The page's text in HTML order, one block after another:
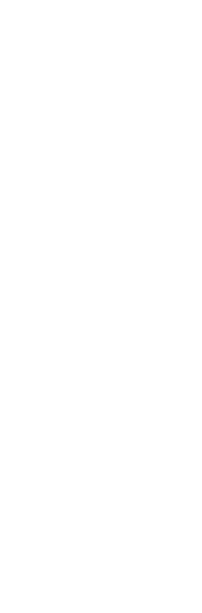
que no
El punta español
protagonismo en
una ocasión muy